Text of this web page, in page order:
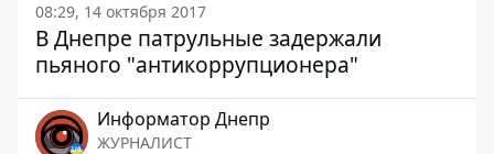
08:29, 14 октября 2017
В Днепре патрульные задержали
пьяного "антикоррупционера"
Информатор Днепр
ЖУРНАЛИСТ